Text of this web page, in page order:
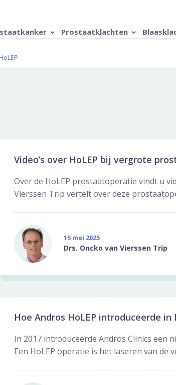
Prostaatklachten
HoLEP
Video’s over HoLEP bij vergrote
Over de HoLEP prostaatoperatie vindt u
Vierssen Trip vertelt over deze
15 mei 2025
Drs. Oncko van Vierssen Trip
Hoe Andros HoLEP introduceerde in
In 2017 introduceerde Andros Clinics een
Een HoLEP operatie is het laseren van de